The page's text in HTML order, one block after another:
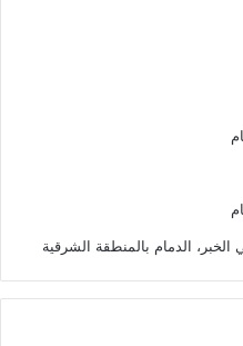
الدمام بالمنطقة الشرقية